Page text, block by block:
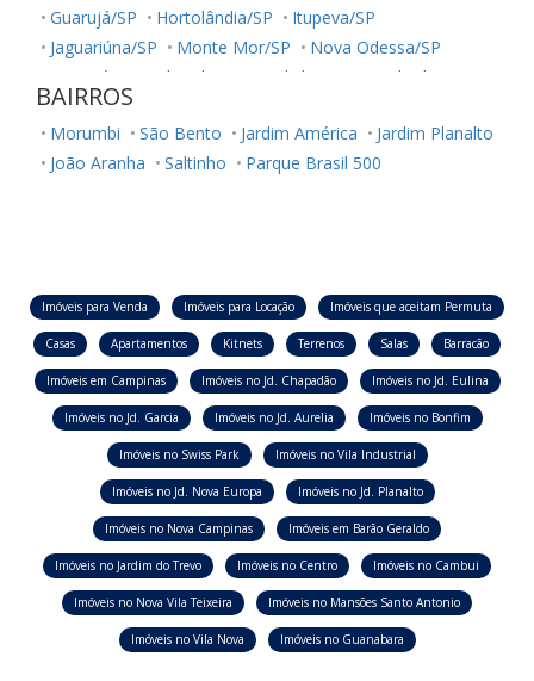
Guarujá/SP
Hortolândia/SP
Itupeva/SP
Jaguariúna/SP
Monte Mor/SP
Nova Odessa/SP
Sumaré/SP
Ubatuba/SP Valinhos/SP Vinhedo/SP
BAIRROS
Morumbi São Bento Jardim América
Jardim Planalto
João Aranha
Saltinho Parque Brasil 500
Imóveis para Venda Imóveis para Locação Imóveis que aceitam Permuta
Casas Apartamentos Kitnets Terrenos Salas Barracão
Imóveis em Campinas Imóveis no Jd. Chapadão Imóveis no Jd. Eulina
Imóveis no Jd. Garcia Imóveis no Jd. Aurelia Imóveis no Bonfim
Imóveis no Swiss Park Imóveis no Vila Industrial
Imóveis no Jd. Nova Europa Imóveis no Jd. Planalto
Imóveis no Nova Campinas Imóveis em Barão Geraldo
Imóveis no Jardim do Trevo Imóveis no Centro Imóveis no Cambui
Imóveis no Nova Vila Teixeira Imóveis no Mansões Santo Antonio
Imóveis no Vila Nova Imóveis no Guanabara